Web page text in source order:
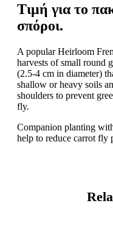
Τιμή για το
σπόροι.
A popular Heirloom
harvests of small round
(2.5-4 cm in diameter)
shallow or heavy soils
shoulders to prevent
fly.
Companion planting
help to reduce carrot fly